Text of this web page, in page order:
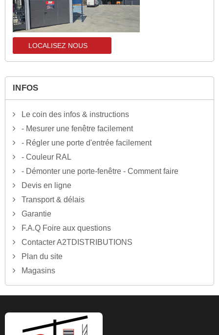
LOCALISEZ NOUS
INFOS
Le coin des infos & instructions
- Mesurer une fenêtre facilement
- Régler une porte d'entrée facilement
- Couleur RAL
- Démonter une porte-fenêtre - Comment faire
Devis en ligne
Transport & délais
Garantie
F.A.Q Foire aux questions
Contacter A2TDISTRIBUTIONS
Plan du site
Magasins